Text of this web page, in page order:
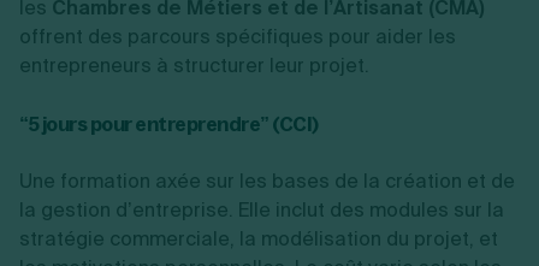
les Chambres de Métiers et de l’Artisanat (CMA)
offrent des parcours spécifiques pour aider les
entrepreneurs à structurer leur projet.
“5 jours pour entreprendre” (CCI)
Une formation axée sur les bases de la création et de
la gestion d’entreprise. Elle inclut des modules sur la
stratégie commerciale, la modélisation du projet, et